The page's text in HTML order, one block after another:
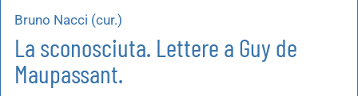
Bruno Nacci (cur.)
La sconosciuta. Lettere a Guy de
Maupassant.